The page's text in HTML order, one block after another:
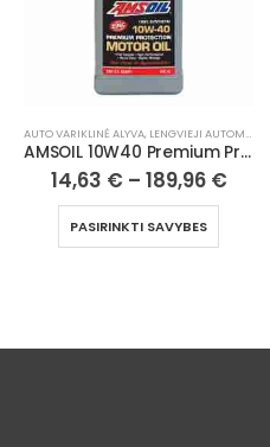
AUTO VARIKLINĖ ALYVA, LENGVIEJI AUTOMOBILIAI
AMSOIL 5W40 MS 100% Synthetic European Motor Oil
17,13€– 2849,14€
PASIRINKTI SAVYBES